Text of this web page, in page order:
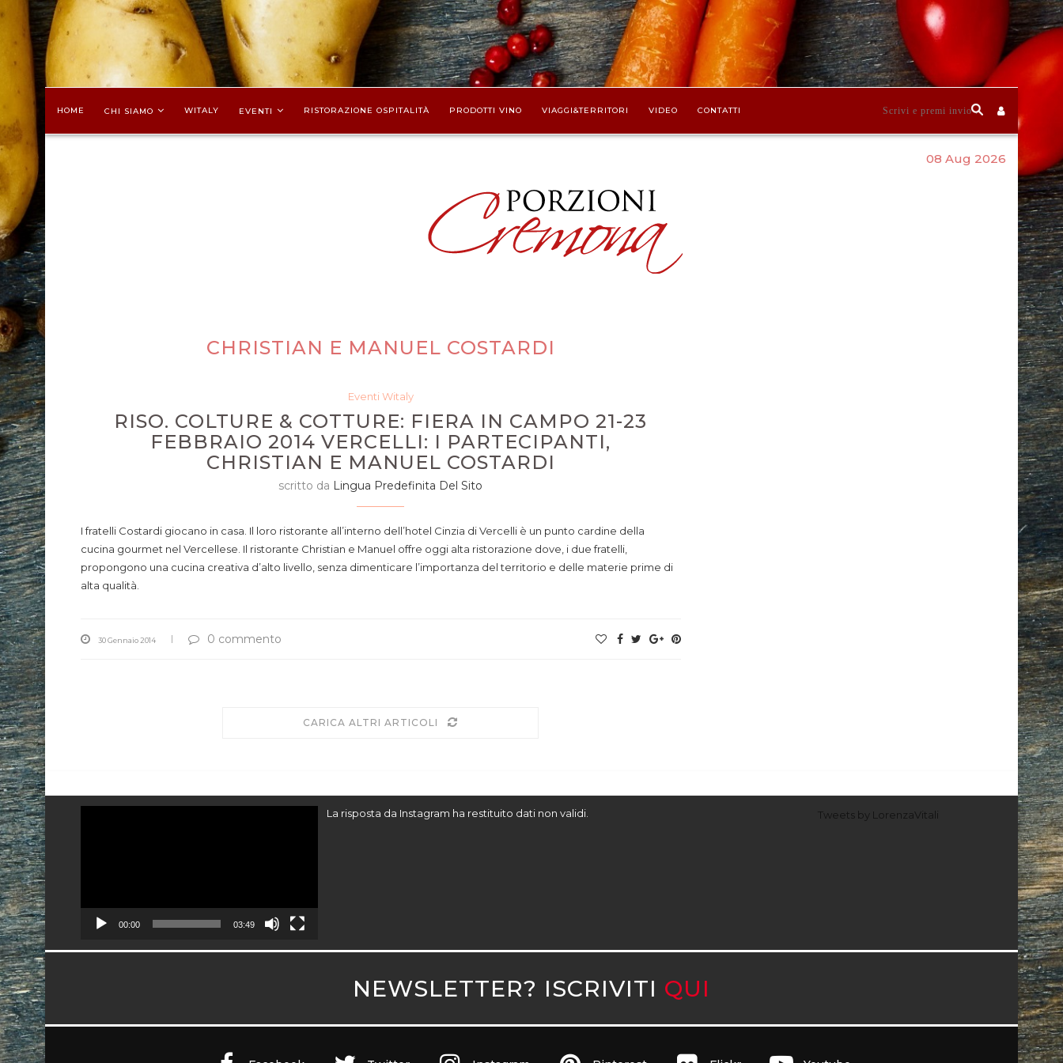
HOME CHI SIAMO WITALY EVENTI RISTORAZIONE OSPITALITÀ PRODOTTI VINO VIAGGI&TERRITORI VIDEO CONTATTI
08 Aug 2026
CHRISTIAN E MANUEL COSTARDI
Eventi Witaly
RISO. COLTURE & COTTURE: FIERA IN CAMPO 21-23
FEBBRAIO 2014 VERCELLI: I PARTECIPANTI,
CHRISTIAN E MANUEL COSTARDI
scritto da Lingua Predefinita Del Sito
I fratelli Costardi giocano in casa. Il loro ristorante all’interno dell’hotel Cinzia di Vercelli è un punto cardine della
cucina gourmet nel Vercellese. Il ristorante Christian e Manuel offre oggi alta ristorazione dove, i due fratelli,
propongono una cucina creativa d’alto livello, senza dimenticare l’importanza del territorio e delle materie prime di
alta qualità.
30 Gennaio 2014 0 commento
CARICA ALTRI ARTICOLI
00:00 03:49
La risposta da Instagram ha restituito dati non validi. Tweets by LorenzaVitali
NEWSLETTER? ISCRIVITI QUI